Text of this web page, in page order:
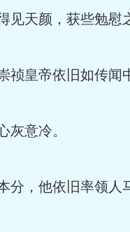
天颜，获些勉慰
皇帝依旧如传闻
意冷。
，他依旧率领人